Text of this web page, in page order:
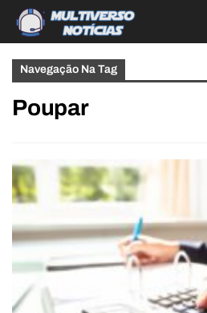
Navegação Na Tag
Poupar